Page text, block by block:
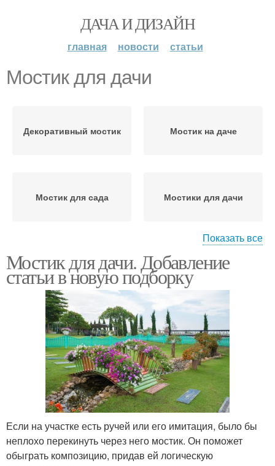
ДАЧА И ДИЗАЙН
главная новости статьи
Мостик для дачи
Декоративный мостик Мостик на даче
Мостик для сада Мостики для дачи
Готовые мостики Садовые мостики
Показать все
Мостик для дачи. Добавление
статьи в новую подборку
Если на участке есть ручей или его имитация, было бы
неплохо перекинуть через него мостик. Он поможет
обыграть композицию, придав ей логическую